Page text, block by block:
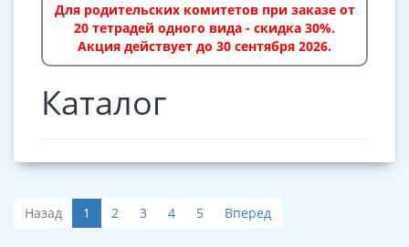
Для родительских комитетов при заказе от
20 тетрадей одного вида - скидка 30%.
Акция действует до 30 сентября 2026.
Каталог
Назад 1 2 3 4 5 Вперед